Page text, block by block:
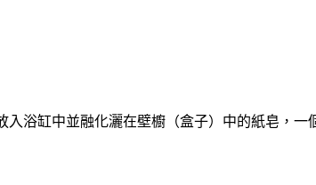
浴缸中並融化灑在壁櫥（盒子）中的紙皂，